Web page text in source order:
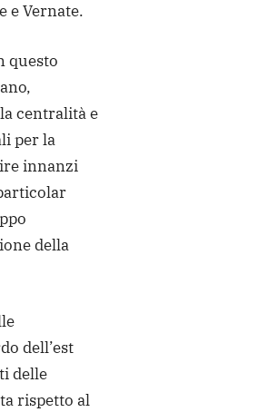
e Vernate.
questo
centralità e
per la
innanzi
della
dell’est
delle
rispetto al